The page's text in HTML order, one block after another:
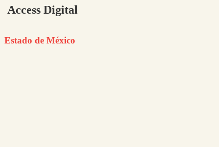
Access Digital
Estado de México